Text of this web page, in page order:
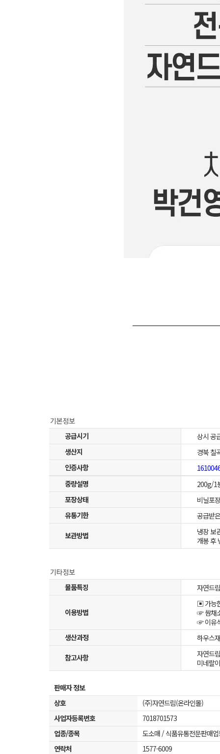
공급시기
상시 공
생산지
경북 칠
인증사항
중량설명
200g/1
포장상태
비닐포
유통기한
공급받
보관방법
냉장 보
개봉 후
물품특징 자연드
이용방법
▣ 가능
☞ 쌈채
☞ 이유
생산과정
하우스
참고사항
자연드
미네랄
판매자 정보
상호
(주)자연드림(온라인몰)
사업자등록번호
7018701573
업종/종목
도소매 / 식품유통전문판매
연락처
1577-6009